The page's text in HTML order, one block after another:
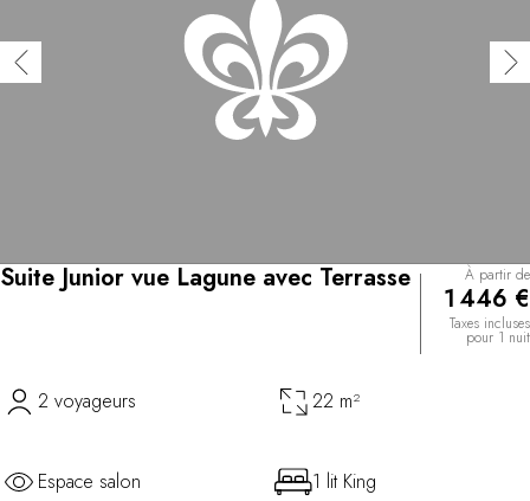
Suite Junior vue Lagune avec Terrasse À partir de
1 446 €
Taxes incluses
pour 1 nuit
2 voyageurs 22 m²
Espace salon 1 lit King